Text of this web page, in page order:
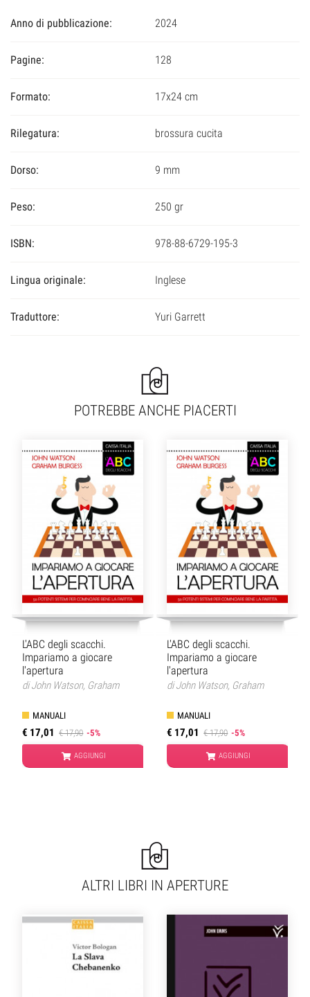
Anno di pubblicazione: 2024
Pagine: 128
Formato: 17x24 cm
Rilegatura: brossura cucita
Dorso: 9 mm
Peso: 250 gr
ISBN: 978-88-6729-195-3
Lingua originale: Inglese
Traduttore: Yuri Garrett
POTREBBE ANCHE PIACERTI
L'ABC degli scacchi.
Impariamo a giocare
l'apertura
diJohn Watson, Graham
MANUALI
€ 17,01 € 17,90 -5%
AGGIUNGI
L'ABC degli scacchi.
Impariamo a giocare
l'apertura
diJohn Watson, Graham
MANUALI
€ 17,01 € 17,90 -5%
AGGIUNGI
ALTRI LIBRI IN APERTURE